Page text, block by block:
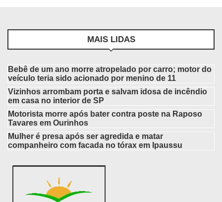
MAIS LIDAS
Bebê de um ano morre atropelado por carro; motor do
veículo teria sido acionado por menino de 11
Vizinhos arrombam porta e salvam idosa de incêndio
em casa no interior de SP
Motorista morre após bater contra poste na Raposo
Tavares em Ourinhos
Mulher é presa após ser agredida e matar
companheiro com facada no tórax em Ipaussu